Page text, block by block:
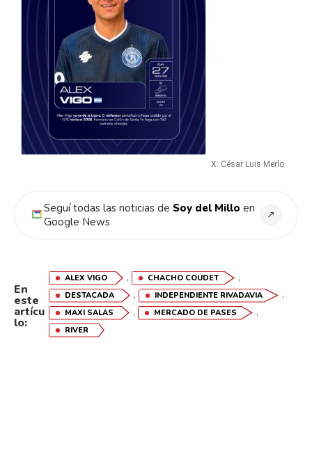
X: César Luis Merlo
Seguí todas las noticias de Soy del Millo en
Google News
↗
En
este
artícu
lo:
ALEX VIGO , CHACHO COUDET ,
DESTACADA , INDEPENDIENTE RIVADAVIA ,
MAXI SALAS , MERCADO DE PASES ,
RIVER